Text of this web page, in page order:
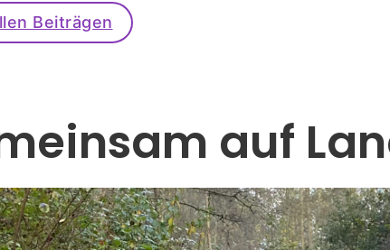
Beiträgen
auf